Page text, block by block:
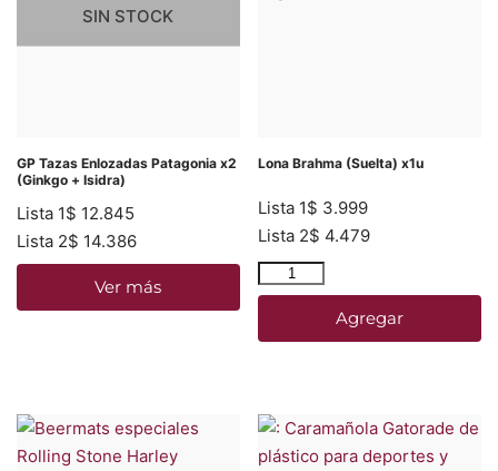
SIN STOCK
GP Tazas Enlozadas Patagonia x2
(Ginkgo + Isidra)
Lista 1$ 12.845
Lista 2$ 14.386
Ver más
Lona Brahma (Suelta) x1u
Lista 1$ 3.999
Lista 2$ 4.479
Agregar